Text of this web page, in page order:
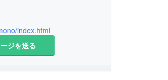
お洒落な場所にある着物プ
index.html
ジを送る